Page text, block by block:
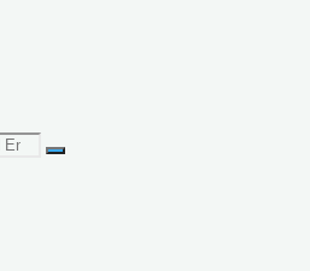
(verantwortlich für Lernen und